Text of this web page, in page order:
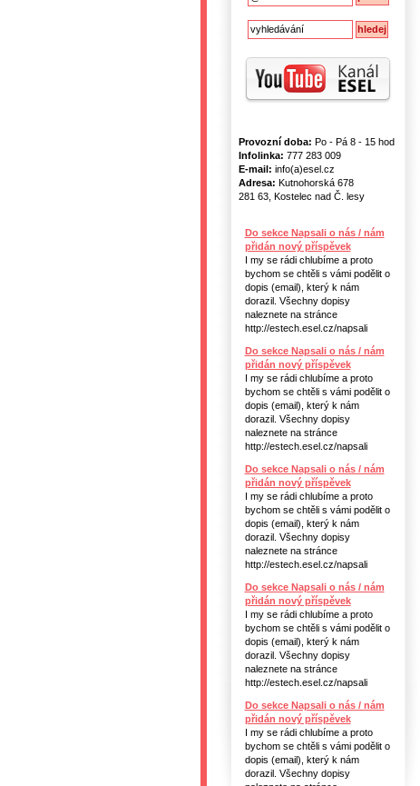
Provozní doba: Po - Pá 8 - 15 hod
Infolinka: 777 283 009
E-mail: info(a)esel.cz
Adresa: Kutnohorská 678
281 63, Kostelec nad Č. lesy
Do sekce Napsali o nás / nám
přidán nový příspěvek
I my se rádi chlubíme a proto
bychom se chtěli s vámi podělit o
dopis (email), který k nám
dorazil. Všechny dopisy
naleznete na stránce
http://estech.esel.cz/napsali
Do sekce Napsali o nás / nám
přidán nový příspěvek
I my se rádi chlubíme a proto
bychom se chtěli s vámi podělit o
dopis (email), který k nám
dorazil. Všechny dopisy
naleznete na stránce
http://estech.esel.cz/napsali
Do sekce Napsali o nás / nám
přidán nový příspěvek
I my se rádi chlubíme a proto
bychom se chtěli s vámi podělit o
dopis (email), který k nám
dorazil. Všechny dopisy
naleznete na stránce
http://estech.esel.cz/napsali
Do sekce Napsali o nás / nám
přidán nový příspěvek
I my se rádi chlubíme a proto
bychom se chtěli s vámi podělit o
dopis (email), který k nám
dorazil. Všechny dopisy
naleznete na stránce
http://estech.esel.cz/napsali
Do sekce Napsali o nás / nám
přidán nový příspěvek
I my se rádi chlubíme a proto
bychom se chtěli s vámi podělit o
dopis (email), který k nám
dorazil. Všechny dopisy